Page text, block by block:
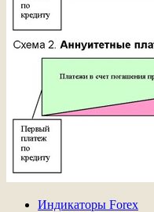
Индикаторы Forex